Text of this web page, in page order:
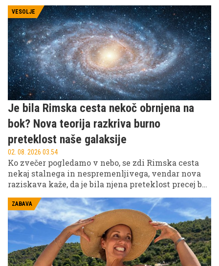
2026 svetovalne družbe Roland Berger kažejo, da je
bil leta 2025 že vsak četrti nov avtomobil, prodan
globalno, električen.
VESOLJE
Je bila Rimska cesta nekoč obrnjena na
bok? Nova teorija razkriva burno
preteklost naše galaksije
02. 08. 2026 03.54
Ko zvečer pogledamo v nebo, se zdi Rimska cesta
nekaj stalnega in nespremenljivega, vendar nova
raziskava kaže, da je bila njena preteklost precej bolj
ZABAVA